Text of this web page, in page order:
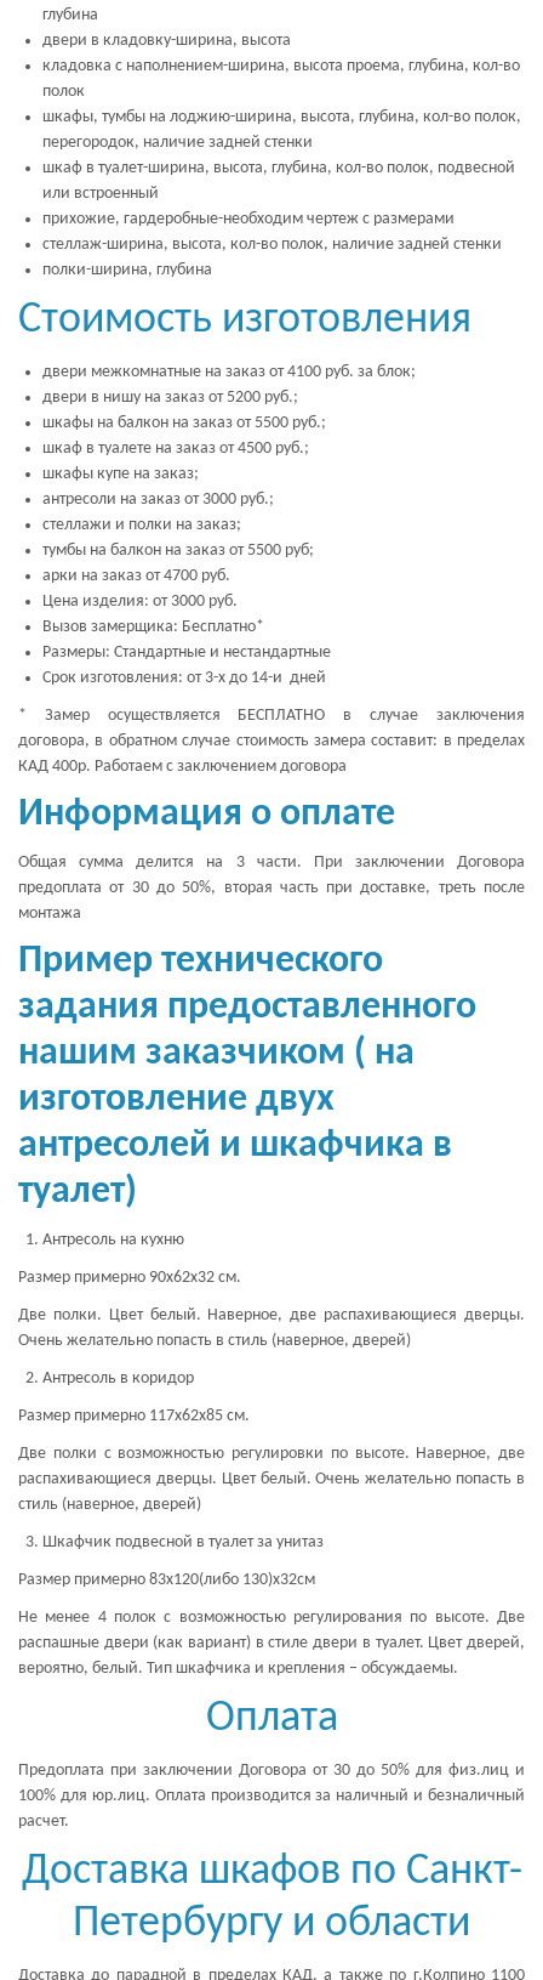
глубина
двери в кладовку-ширина, высота
кладовка с наполнением-ширина, высота проема, глубина, кол-во
полок
шкафы, тумбы на лоджию-ширина, высота, глубина, кол-во полок,
перегородок, наличие задней стенки
шкаф в туалет-ширина, высота, глубина, кол-во полок, подвесной
или встроенный
прихожие, гардеробные-необходим чертеж с размерами
стеллаж-ширина, высота, кол-во полок, наличие задней стенки
полки-ширина, глубина
Стоимость изготовления
двери межкомнатные на заказ от 4100 руб. за блок;
двери в нишу на заказ от 5200 руб.;
шкафы на балкон на заказ от 5500 руб.;
шкаф в туалете на заказ от 4500 руб.;
шкафы купе на заказ;
антресоли на заказ от 3000 руб.;
стеллажи и полки на заказ;
тумбы на балкон на заказ от 5500 руб;
арки на заказ от 4700 руб.
Цена изделия: от 3000 руб.
Вызов замерщика: Бесплатно*
Размеры: Стандартные и нестандартные
Срок изготовления: от 3-х до 14-и дней
* Замер осуществляется БЕСПЛАТНО в случае заключения
договора, в обратном случае стоимость замера составит: в пределах
КАД 400р. Работаем с заключением договора
Информация о оплате
Общая сумма делится на 3 части. При заключении Договора
предоплата от 30 до 50%, вторая часть при доставке, треть после
монтажа
Пример технического
задания предоставленного
нашим заказчиком ( на
изготовление двух
антресолей и шкафчика в
туалет)
Антресоль на кухню
Размер примерно 90х62х32 см.
Две полки. Цвет белый. Наверное, две распахивающиеся дверцы.
Очень желательно попасть в стиль (наверное, дверей)
Антресоль в коридор
Размер примерно 117х62х85 см.
Две полки с возможностью регулировки по высоте. Наверное, две
распахивающиеся дверцы. Цвет белый. Очень желательно попасть в
стиль (наверное, дверей)
Шкафчик подвесной в туалет за унитаз
Размер примерно 83х120(либо 130)х32см
Не менее 4 полок с возможностью регулирования по высоте. Две
распашные двери (как вариант) в стиле двери в туалет. Цвет дверей,
вероятно, белый. Тип шкафчика и крепления – обсуждаемы.
Оплата
Предоплата при заключении Договора от 30 до 50% для физ.лиц и
100% для юр.лиц. Оплата производится за наличный и безналичный
расчет.
Доставка шкафов по Санкт-
Петербургу и области
Доставка до парадной в пределах КАД, а также по г.Колпино 1100